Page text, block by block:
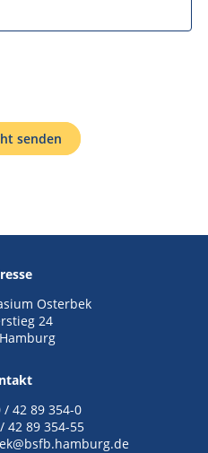
senden
Osterbek
24
/ 42 89 354-0
42 89 354-55